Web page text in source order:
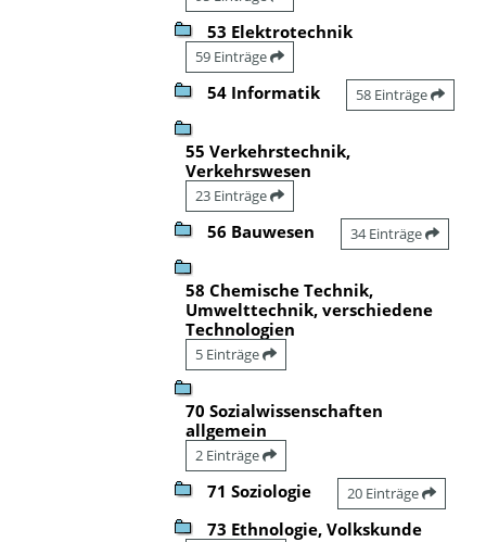
53 Elektrotechnik
59 Einträge
54 Informatik 58 Einträge
55 Verkehrstechnik,
Verkehrswesen
23 Einträge
56 Bauwesen 34 Einträge
58 Chemische Technik,
Umwelttechnik, verschiedene
Technologien
5 Einträge
70 Sozialwissenschaften
allgemein
2 Einträge
71 Soziologie 20 Einträge
73 Ethnologie, Volkskunde